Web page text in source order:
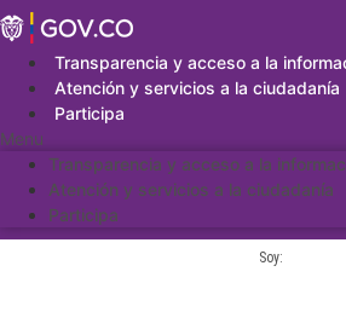
Saltar
al
contenidoTransparencia y acceso a la
Atención y servicios a la ciudadanía
Participa
Menu
Transparencia y acceso a la
Atención y servicios a la ciudadanía
Participa
Soy: